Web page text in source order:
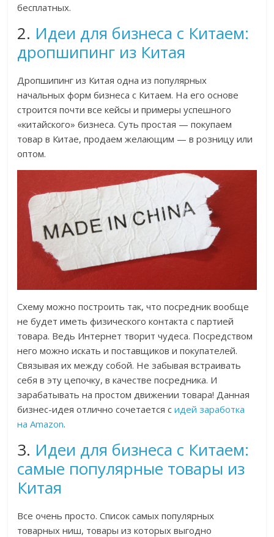
бесплатных.
2. Идеи для бизнеса с Китаем:
дропшипинг из Китая
Дропшипинг из Китая одна из популярных
начальных форм бизнеса с Китаем. На его основе
строится почти все кейсы и примеры успешного
«китайского» бизнеса. Суть простая — покупаем
товар в Китае, продаем желающим — в розницу или
оптом.
Схему можно построить так, что посредник вообще
не будет иметь физического контакта с партией
товара. Ведь Интернет творит чудеса. Посредством
него можно искать и поставщиков и покупателей.
Связывая их между собой. Не забывая встраивать
себя в эту цепочку, в качестве посредника. И
зарабатывать на простом движении товара! Данная
бизнес-идея отлично сочетается сидей заработка
на Amazon.
3. Идеи для бизнеса с Китаем:
самые популярные товары из
Китая
Все очень просто. Список самых популярных
товарных ниш, товары из которых выгодно